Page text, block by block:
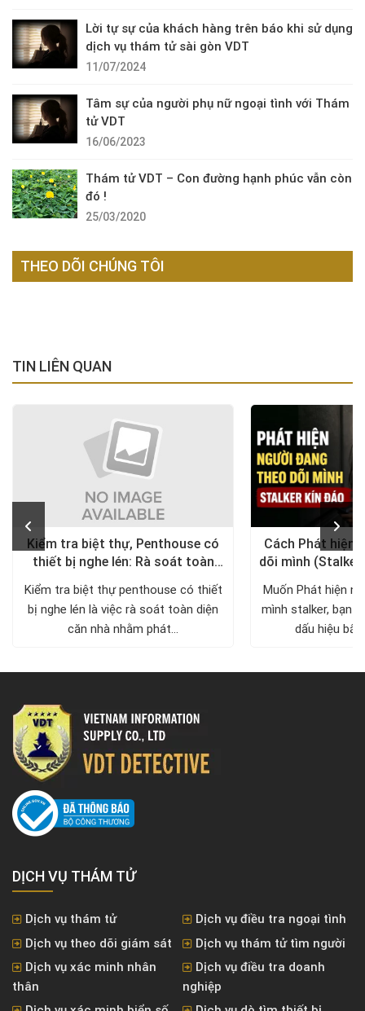
Lời tự sự của khách hàng trên báo khi sử dụng
dịch vụ thám tử sài gòn VDT
11/07/2024
Tâm sự của người phụ nữ ngoại tình với Thám
tử VDT
16/06/2023
Thám tử VDT – Con đường hạnh phúc vẫn còn
đó !
25/03/2020
THEO DÕI CHÚNG TÔI
TIN LIÊN QUAN
Kiểm tra biệt thự, Penthouse có
thiết bị nghe lén: Rà soát toàn
diện, trả lại không gian riêng tư
Kiểm tra biệt thự penthouse có thiết
bị nghe lén là việc rà soát toàn diện
căn nhà nhằm phát...
Cách Phát hiện
dõi mình
Muốn Phát hiện
mình stalker, bạn
dấu hiệu bất
DỊCH VỤ THÁM TỬ
Dịch vụ thám tử
Dịch vụ điều tra ngoại tình
Dịch vụ theo dõi giám sát
Dịch vụ thám tử tìm người
Dịch vụ xác minh nhân
thân
Dịch vụ điều tra doanh
nghiệp